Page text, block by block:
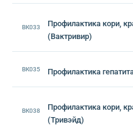
ВК033
Профилактика кори,
(Вактривир)
ВК035 Профилактика
ВК038
Профилактика кори,
(Тривэйд)